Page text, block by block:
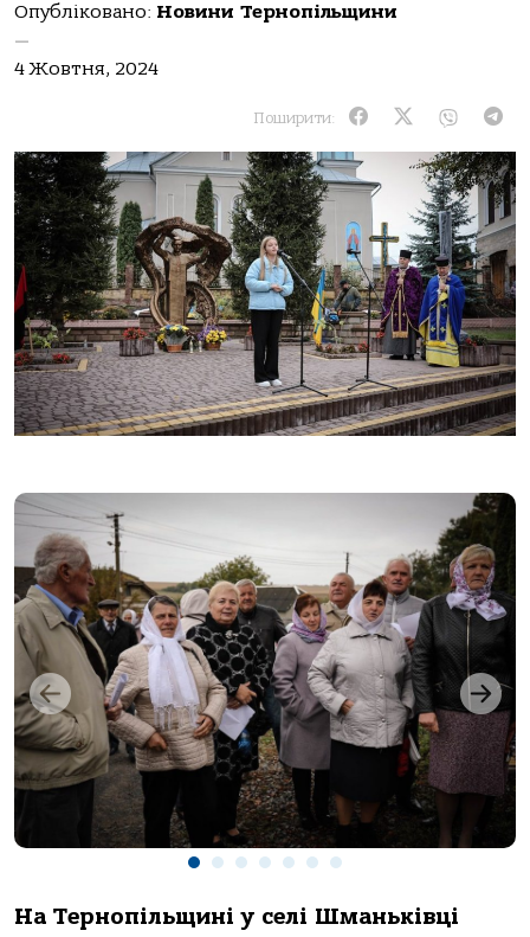
Опубліковано: Новини Тернопільщини
—
4 Жовтня, 2024
Поширити:
На Тернопільщині у селі Шманьківці